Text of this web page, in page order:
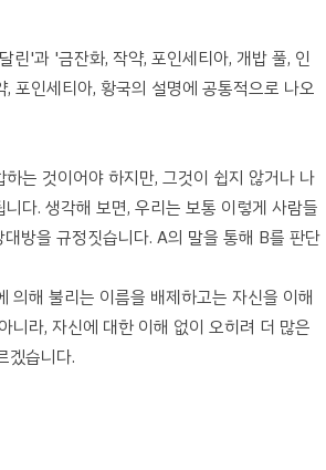
린'과 '금잔화, 작약, 포인세티아, 개밥 풀, 인
포인세티아, 황국의 설명에 공통적으로 나오
는 것이어야 하지만, 그것이 쉽지 않거나 나
다. 생각해 보면, 우리는 보통 이렇게 사람들
방을 규정짓습니다. A의 말을 통해 B를 판단
의해 불리는 이름을 배제하고는 자신을 이해
니라, 자신에 대한 이해 없이 오히려 더 많은
겠습니다.